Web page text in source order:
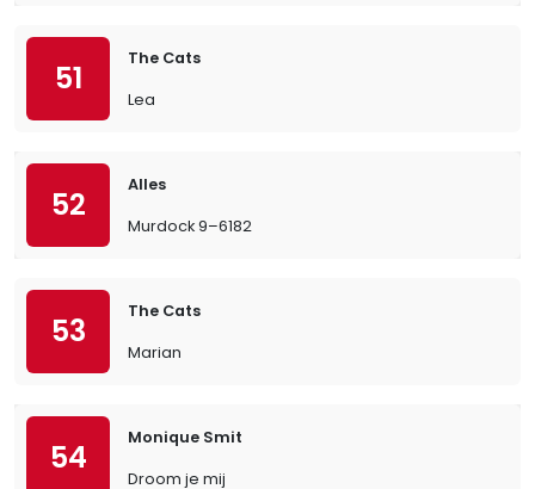
51
The Cats
Lea
52
Alles
Murdock 9–6182
53
The Cats
Marian
54
Monique Smit
Droom je mij